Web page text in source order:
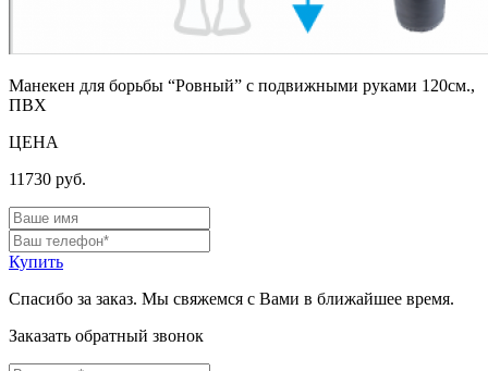
Манекен для борьбы “Ровный” с подвижными руками 120см.,
ПВХ
ЦЕНА
11730 руб.
Купить
Спасибо за заказ. Мы свяжемся с Вами в ближайшее время.
Заказать обратный звонок